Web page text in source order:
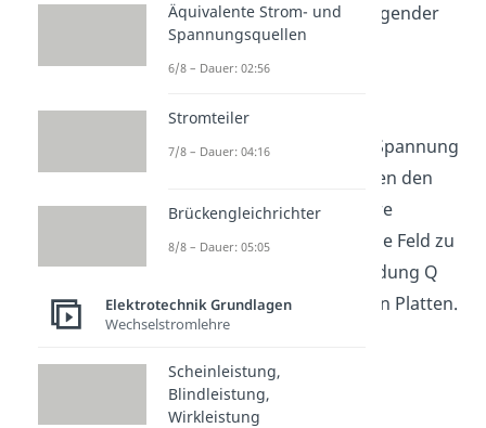
stark. Du kannst es mit folgender
Formel berechnen:
Dabei ist
die angelegte Spannung
der Abstand zwischen den
beiden Platten. Eine weitere
Möglichkeit, das elektrische Feld zu
berechnen, ist über die Ladung Q
und die Fläche A der beiden Platten.
Die Formel lautet:
Äquivalente Strom- und
Spannungsquellen
6/8 – Dauer: 02:56
Stromteiler
7/8 – Dauer: 04:16
Brückengleichrichter
8/8 – Dauer: 05:05
Elektrotechnik Grundlagen
Wechselstromlehre
Scheinleistung,
Blindleistung,
Wirkleistung